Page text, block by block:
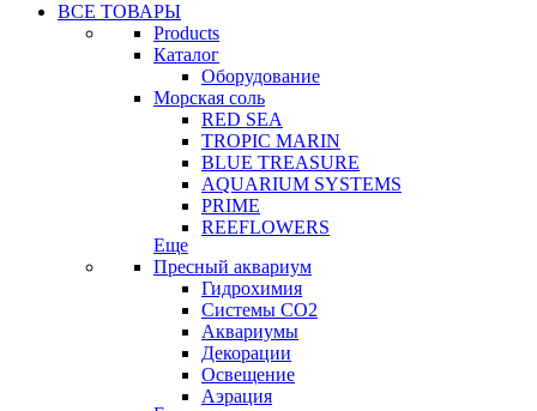
ВСЕ ТОВАРЫ
Products
Каталог
Оборудование
Морская соль
RED SEA
TROPIC MARIN
BLUE TREASURE
AQUARIUM SYSTEMS
PRIME
REEFLOWERS
Еще
Пресный аквариум
Гидрохимия
Системы СО2
Аквариумы
Декорации
Освещение
Аэрация